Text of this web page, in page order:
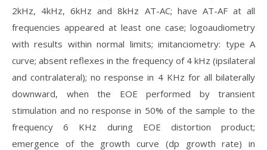
2kHz, 4kHz, 6kHz and 8kHz AT-AC; have AT-AF at all
frequencies appeared at least one case; logoaudiometry
with results within normal limits; imitanciometry: type A
curve; absent reflexes in the frequency of 4 kHz (ipsilateral
and contralateral); no response in 4 KHz for all bilaterally
downward, when the EOE performed by transient
stimulation and no response in 50% of the sample to the
frequency 6 KHz during EOE distortion product;
emergence of the growth curve (dp growth rate) in